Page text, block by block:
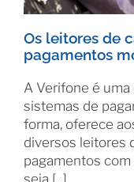
Os leitores de
pagamentos
A Verifone é
sistemas de
forma, oferece
diversos leitores
pagamentos
seja [...]